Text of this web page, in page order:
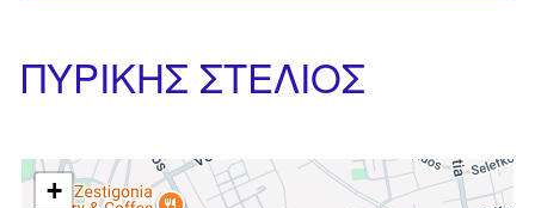
ΠΥΡΙΚΗΣ ΣΤΕΛΙΟΣ
+